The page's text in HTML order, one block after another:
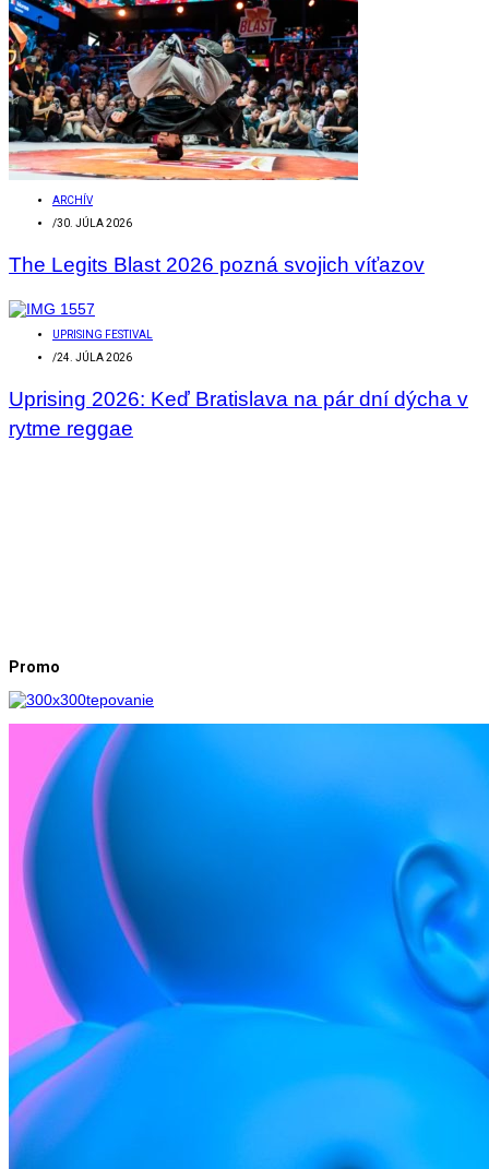
ARCHÍV
/30. JÚLA 2026
The Legits Blast 2026 pozná svojich víťazov
UPRISING FESTIVAL
/24. JÚLA 2026
Uprising 2026: Keď Bratislava na pár dní dýcha v
rytme reggae
Promo